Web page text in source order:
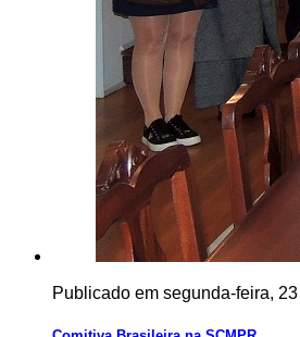
Publicado em segunda-feira,